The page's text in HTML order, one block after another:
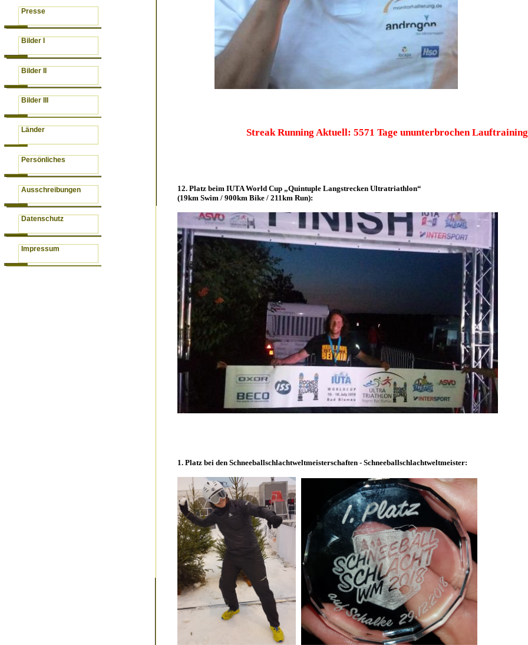
Presse
Bilder I
Bilder II
Bilder III
Länder
Persönliches
Ausschreibungen
Datenschutz
Impressum
12. Platz beim IUTA World Cup „Quintuple Langstrecken Ultratriathlon“
(19km Swim / 900km Bike / 211km Run):
1. Platz bei den Schneeballschlachtweltmeisterschaften - Schneeballschlachtweltmeister:
Streak Running Aktuell: 5571 Tage ununterbrochen